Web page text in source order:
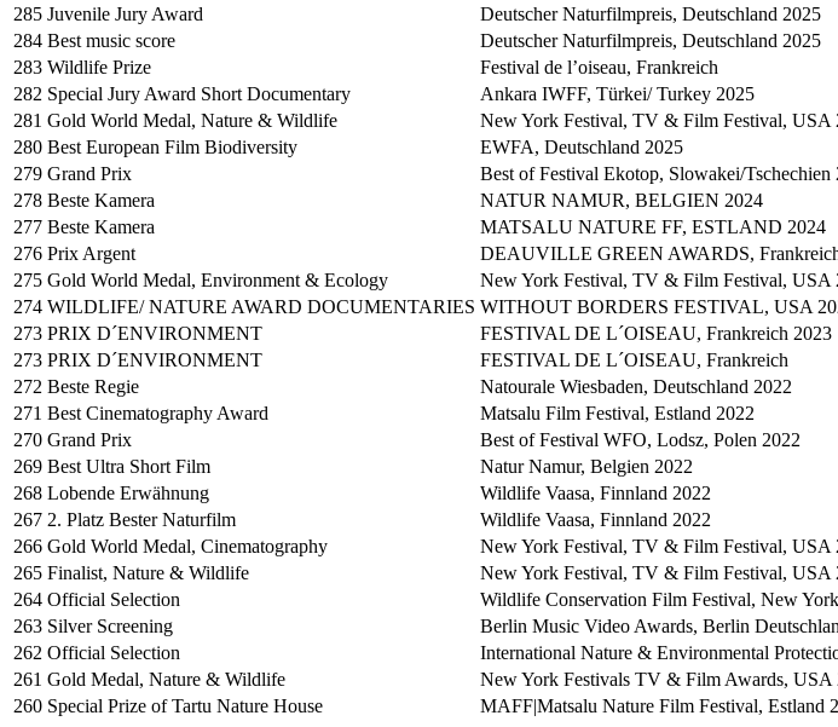
285 Juvenile Jury Award Deutscher Naturfilmpreis, Deutschland 2025
284 Best music score Deutscher Naturfilmpreis, Deutschland 2025
283 Wildlife Prize Festival de l’oiseau, Frankreich
282 Special Jury Award Short Documentary Ankara IWFF, Türkei/ Turkey 2025
281 Gold World Medal, Nature & Wildlife New York Festival, TV & Film Festival, USA
280 Best European Film Biodiversity EWFA, Deutschland 2025
279 Grand Prix Best of Festival Ekotop, Slowakei/Tschechien
278 Beste Kamera NATUR NAMUR, BELGIEN 2024
277 Beste Kamera MATSALU NATURE FF, ESTLAND 2024
276 Prix Argent DEAUVILLE GREEN AWARDS,
275 Gold World Medal, Environment & Ecology New York Festival, TV & Film Festival, USA
274 WILDLIFE/ NATURE AWARD DOCUMENTARIES WITHOUT BORDERS FESTIVAL, USA
273 PRIX D´ENVIRONMENT FESTIVAL DE L´OISEAU, Frankreich 2023
273 PRIX D´ENVIRONMENT FESTIVAL DE L´OISEAU, Frankreich
272 Beste Regie Natourale Wiesbaden, Deutschland 2022
271 Best Cinematography Award Matsalu Film Festival, Estland 2022
270 Grand Prix Best of Festival WFO, Lodsz, Polen 2022
269 Best Ultra Short Film Natur Namur, Belgien 2022
268 Lobende Erwähnung Wildlife Vaasa, Finnland 2022
267 2. Platz Bester Naturfilm Wildlife Vaasa, Finnland 2022
266 Gold World Medal, Cinematography New York Festival, TV & Film Festival, USA
265 Finalist, Nature & Wildlife New York Festival, TV & Film Festival, USA
264 Official Selection Wildlife Conservation Film Festival, New
263 Silver Screening Berlin Music Video Awards, Berlin
262 Official Selection International Nature & Environmental
261 Gold Medal, Nature & Wildlife New York Festivals TV & Film Awards, USA
260 Special Prize of Tartu Nature House MAFF|Matsalu Nature Film Festival, Estland